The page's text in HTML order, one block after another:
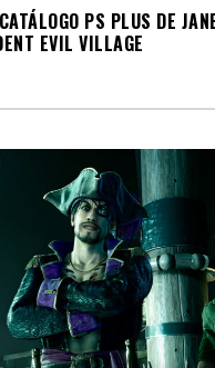
PS PLUS DE
EVIL VILLAGE